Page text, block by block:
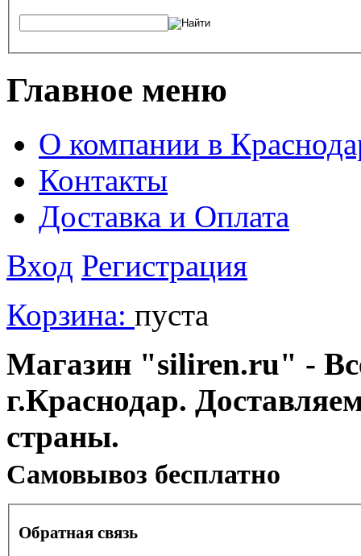
Главное меню
О компании в
Контакты
Доставка и Оплата
Вход Регистрация
Корзина: пуста
Магазин "siliren.ru" -
г.Краснодар.
страны.
Cамовывоз бесплатно
Обратная связь